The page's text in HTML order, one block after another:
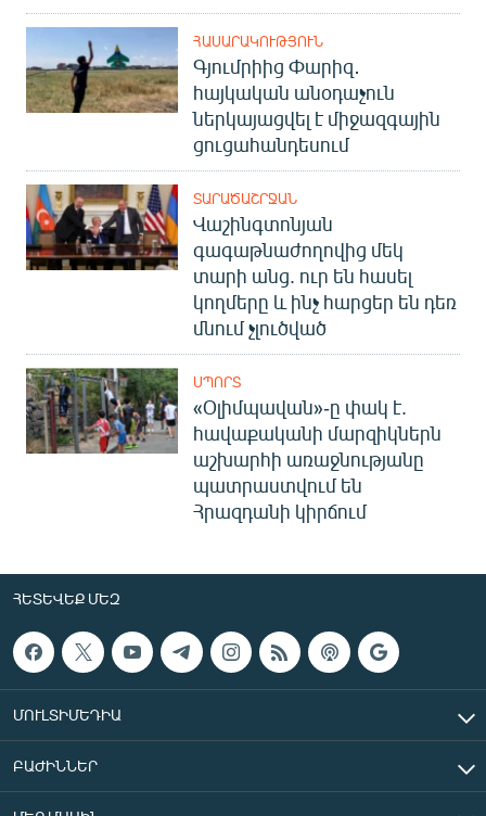
ՀԱՍԱՐԱԿՈՒԹՅՈՒՆ
Գյումրիից Փարիզ․
հայկական անօդաչուն
ներկայացվել է միջազգային
ցուցահանդեսում
ՏԱՐԱԾԱՇՐՋԱՆ
Վաշինգտոնյան
գագաթնաժողովից մեկ
տարի անց. ուր են հասել
կողմերը և ինչ հարցեր են դեռ
մնում չլուծված
ՍՊՈՐՏ
«Օլիմպավան»-ը փակ է.
հավաքականի մարզիկներն
աշխարհի առաջնությանը
պատրաստվում են
Հրազդանի կիրճում
ՀԵՏԵՎԵՔ ՄԵԶ
ՄՈՒԼՏԻՄԵԴԻԱ
ԲԱԺԻՆՆԵՐ